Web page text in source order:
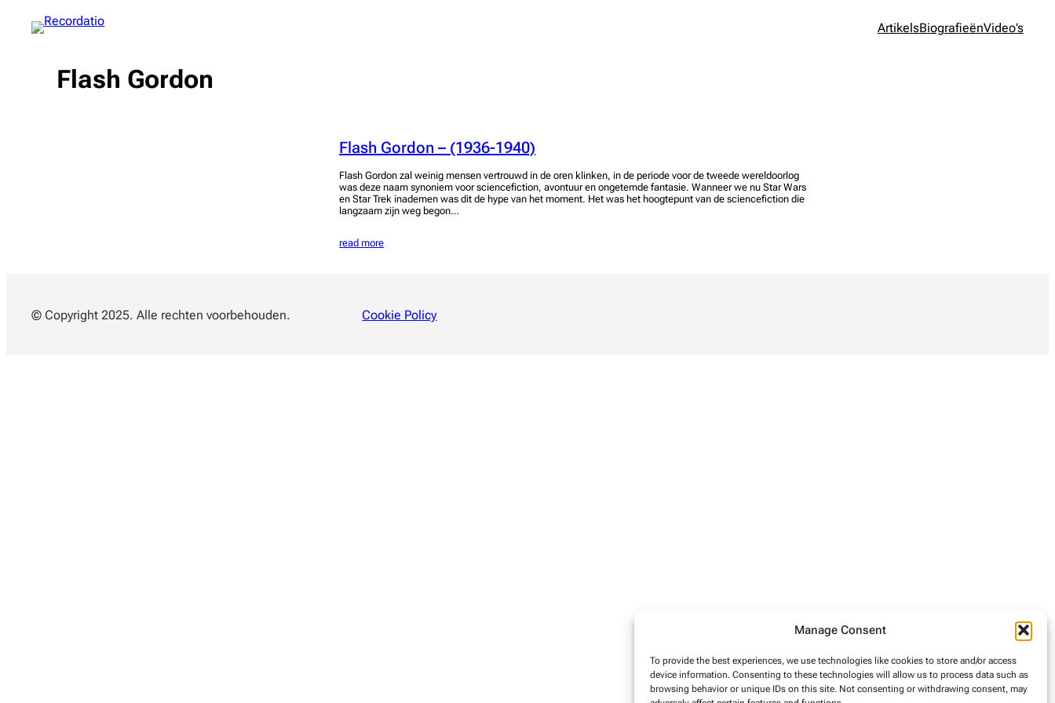
Manage Consent
To provide the best experiences, we use technologies like cookies to store and/or access
device information. Consenting to these technologies will allow us to process data such as
browsing behavior or unique IDs on this site. Not consenting or withdrawing consent, may
ArtikelsBiografieënVideo’s
Flash Gordon
Flash Gordon – (1936-1940)
Flash Gordon zal weinig mensen vertrouwd in de oren klinken, in de periode voor de tweede wereldoorlog
was deze naam synoniem voor sciencefiction, avontuur en ongetemde fantasie. Wanneer we nu Star Wars
en Star Trek inademen was dit de hype van het moment. Het was het hoogtepunt van de sciencefiction die
langzaam zijn weg begon…
read more
© Copyright 2025. Alle rechten voorbehouden. Cookie Policy